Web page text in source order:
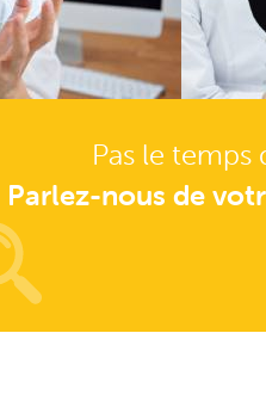
Pas le
Parlez-nous de